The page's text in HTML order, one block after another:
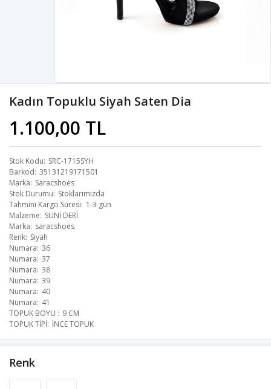
Kadın Topuklu Siyah Saten Dia
1.100,00 TL
Stok Kodu SRC-1715SYH
Barkod 35131219171501
Marka Saracshoes
Stok Durumu Stoklarımızda
Tahmini Kargo Süresi 1-3 gün
Malzeme SUNİ DERİ
Marka saracshoes
Renk Siyah
Numara 36
Numara 37
Numara 38
Numara 39
Numara 40
Numara 41
TOPUK BOYU
9 CM
TOPUK TİPİ İNCE TOPUK
Renk